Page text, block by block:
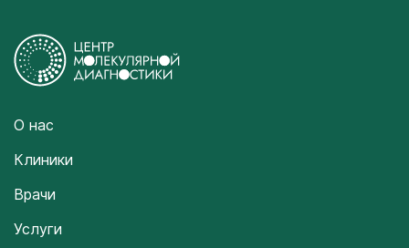
О нас
Клиники
Врачи
Услуги